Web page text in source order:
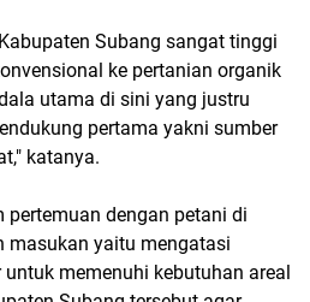
Subang sangat tinggi
ke pertanian organik
utama di sini yang justru
pertama yakni sumber
katanya.
pertemuan dengan petani di
masukan yaitu mengatasi
memenuhi kebutuhan areal